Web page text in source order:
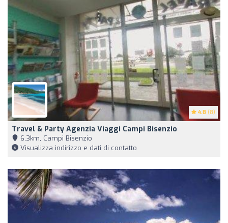
4.8 (8)
Travel & Party Agenzia Viaggi Campi Bisenzio
6,3km, Campi Bisenzio
Visualizza indirizzo e dati di contatto